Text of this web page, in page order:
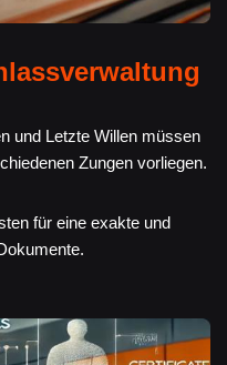
und Letzte Willen müssen
Zungen vorliegen.
für eine exakte und